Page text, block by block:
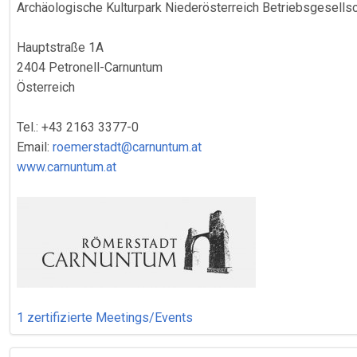
Archäologische Kulturpark Niederösterreich
Hauptstraße 1A
2404 Petronell-Carnuntum
Österreich
Tel.: +43 2163 3377-0
Email: roemerstadt@carnuntum.at
www.carnuntum.at
1 zertifizierte Meetings/Events